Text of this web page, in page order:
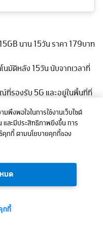
นาน 15วัน ราคา 179บาท
นมัติหลัง 15วัน นับจากเวลาที่
ที่รองรับ 5G และอยู่ในพื้นที่ที่
รอาจขึ้นอยู่กับปัจจัยแวดล้อ
เคลื่อนที่ จำนวนผู้ใช้บริการ
ภูมิประเทศที่ใช้บริการ ตลอด
รถตรวจสอบพื้นที่การให้
truemoveh5g
พึงพอใจในการใช้งานเว็บไซต์
และมีประสิทธิภาพยิ่งขึ้น การ
คุกกี้ ตามนโยบายคุกกี้ของ
มด
กกี้